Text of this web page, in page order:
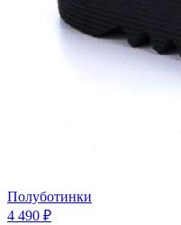
Полуботинки
4 490 ₽